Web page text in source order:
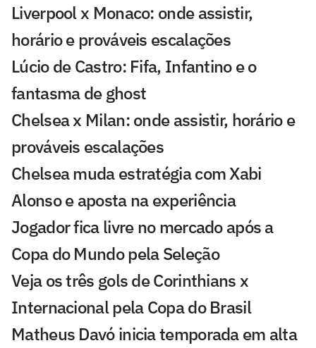
Liverpool x Monaco: onde assistir,
horário e prováveis escalações
Lúcio de Castro: Fifa, Infantino e o
fantasma de ghost
Chelsea x Milan: onde assistir, horário e
prováveis escalações
Chelsea muda estratégia com Xabi
Alonso e aposta na experiência
Jogador fica livre no mercado após a
Copa do Mundo pela Seleção
Veja os três gols de Corinthians x
Internacional pela Copa do Brasil
Matheus Davó inicia temporada em alta